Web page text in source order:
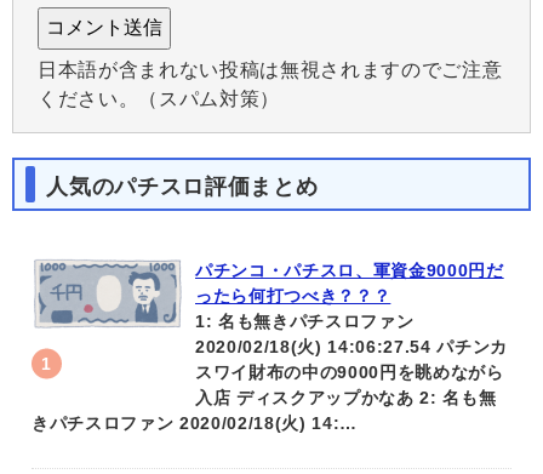
日本語が含まれない投稿は無視されますのでご注意
ください。（スパム対策）
人気のパチスロ評価まとめ
パチンコ・パチスロ、軍資金9000円だ
ったら何打つべき？？？
1: 名も無きパチスロファン
2020/02/18(火) 14:06:27.54 パチンカ
スワイ財布の中の9000円を眺めながら
入店 ディスクアップかなあ 2: 名も無
きパチスロファン 2020/02/18(火) 14:…